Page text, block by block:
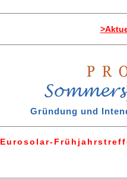
Gründung und
Eurosolar-